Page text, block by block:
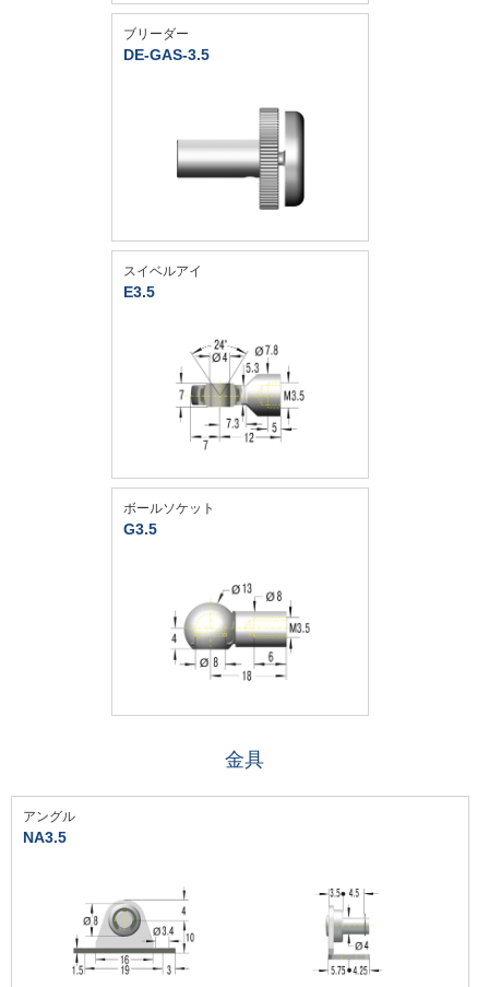
ブリーダー
DE-GAS-3.5
スイベルアイ
E3.5
ボールソケット
G3.5
金具
アングル
NA3.5